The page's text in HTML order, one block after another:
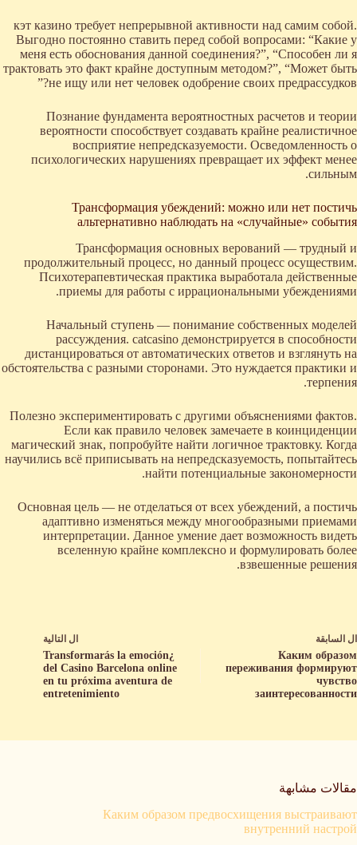
кэт казино требует непрерывной активности над самим собой.
Выгодно постоянно ставить перед собой вопросами: “Какие у
меня есть обоснования данной соединения?”, “Способен ли я
трактовать это факт крайне доступным методом?”, “Может быть
не ищу или нет человек одобрение своих предрассудков?”
Познание фундамента вероятностных расчетов и теории
вероятности способствует создавать крайне реалистичное
восприятие непредсказуемости. Осведомленность о
психологических нарушениях превращает их эффект менее
сильным.
Трансформация убеждений: можно или нет постичь
альтернативно наблюдать на «случайные» события
Трансформация основных верований — трудный и
продолжительный процесс, но данный процесс осуществим.
Психотерапевтическая практика выработала действенные
приемы для работы с иррациональными убеждениями.
Начальный ступень — понимание собственных моделей
рассуждения. catcasino демонстрируется в способности
дистанцироваться от автоматических ответов и взглянуть на
обстоятельства с разными сторонами. Это нуждается практики и
терпения.
Полезно экспериментировать с другими объяснениями фактов.
Если как правило человек замечаете в коинциденции
магический знак, попробуйте найти логичное трактовку. Когда
научились всё приписывать на непредсказуемость, попытайтесь
найти потенциальные закономерности.
Основная цель — не отделаться от всех убеждений, а постичь
адаптивно изменяться между многообразными приемами
интерпретации. Данное умение дает возможность видеть
вселенную крайне комплексно и формулировать более
взвешенные решения.
ال السابقة
Каким образом
переживания формируют
чувство
заинтересованности
ال التالية
¿Transformarás la emoción
del Casino Barcelona online
en tu próxima aventura de
entretenimiento
مقالات مشابهة
Каким образом предвосхищения выстраивают
внутренний настрой